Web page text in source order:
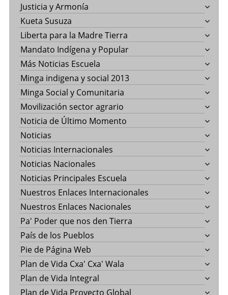
Justicia y Armonía
Kueta Susuza
Liberta para la Madre Tierra
Mandato Indígena y Popular
Más Noticias Escuela
Minga indigena y social 2013
Minga Social y Comunitaria
Movilización sector agrario
Noticia de Último Momento
Noticias
Noticias Internacionales
Noticias Nacionales
Noticias Principales Escuela
Nuestros Enlaces Internacionales
Nuestros Enlaces Nacionales
Pa' Poder que nos den Tierra
País de los Pueblos
Pie de Página Web
Plan de Vida Cxa' Cxa' Wala
Plan de Vida Integral
Plan de Vida Proyecto Global